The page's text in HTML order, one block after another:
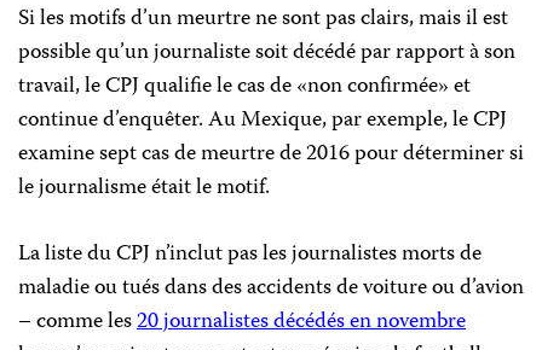
Si les motifs d’un meurtre ne sont pas clairs, mais il est
possible qu’un journaliste soit décédé par rapport à son
travail, le CPJ qualifie le cas de «non confirmée» et
continue d’enquêter. Au Mexique, par exemple, le CPJ
examine sept cas de meurtre de 2016 pour déterminer si
le journalisme était le motif.
La liste du CPJ n’inclut pas les journalistes morts de
maladie ou tués dans des accidents de voiture ou d’avion
– comme les20 journalistes décédés en novembre